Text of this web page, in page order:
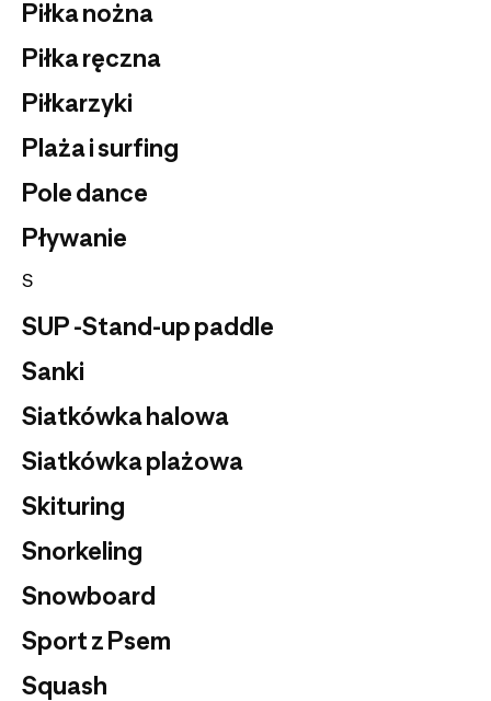
Piłka nożna
Piłka ręczna
Piłkarzyki
Plaża i surfing
Pole dance
Pływanie
S
SUP -Stand-up paddle
Sanki
Siatkówka halowa
Siatkówka plażowa
Skituring
Snorkeling
Snowboard
Sport z Psem
Squash